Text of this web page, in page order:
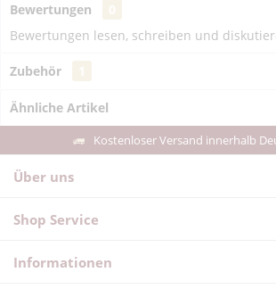
Bewertungen
Bewertungen lesen, schreiben und
Zubehör
Ähnliche Artikel
Kostenloser Versand innerhalb
Über uns
Shop Service
Informationen